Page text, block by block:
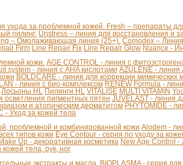
ухода за проблемной кожей. Fresh – препараты
пилинг. Unstress – линия для восстановления и
– Омолаживающая линия (25+). Comodex –
Firm Line Repair Fix Line Repair Glow Nuance -
кожи. AGE CONTROL - линия с
system - линия с AHA кислотами AZULENE - линия
BOLDCARE - линия для коррекции мимических
- линия с био-комплексом RENEW Formula -
Лосьоны HL Пилинги HL VITALISE MULTI VITAMIN
осветления пигментных пятен JUVELAST - линия
и атопическим дерматитом PHYTOMIDE -
- Уход за кожей тела
проблемной и комбинированной кожи Alodem -
типов кожи Eye Contour - серия по уходу за
Make Up - декоративная косметика New Age Control
тела, рук, ног
экстракты и масла. BIOPLASMA - серия